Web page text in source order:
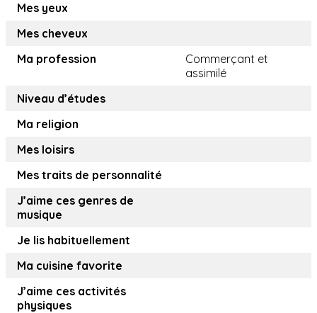
Mes yeux
Mes cheveux
Ma profession
Commerçant et
assimilé
Niveau d’études
Ma religion
Mes loisirs
Mes traits de personnalité
J’aime ces genres de
musique
Je lis habituellement
Ma cuisine favorite
J’aime ces activités
physiques